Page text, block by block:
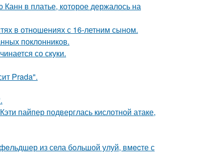
в платье, которое держалось на
в отношениях с 16-летним сыном.
поклонников.
со скуки.
Prada".
пайпер подверглась кислотной атаке,
из села бoльшой улуй, вмecте с